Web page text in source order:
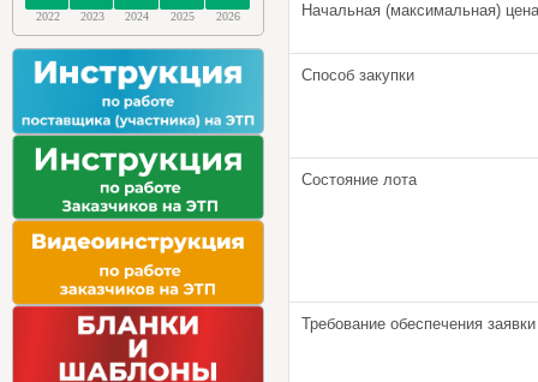
2022 2023 2024 2025 2026 Начальная (максимальная)
Способ закупки
Состояние лота
Требование обеспечения